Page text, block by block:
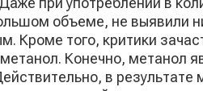
объеме, не выявили
Кроме того, критики
Конечно, метанол
в